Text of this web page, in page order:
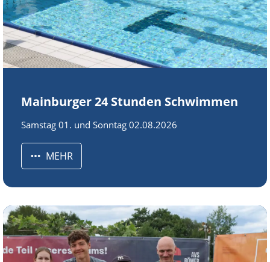
Mainburger 24 Stunden Schwimmen
Samstag 01. und Sonntag 02.08.2026
MEHR